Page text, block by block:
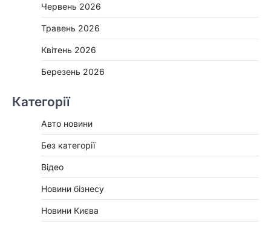
Червень 2026
Травень 2026
Квітень 2026
Березень 2026
Категорії
Авто новини
Без категорії
Відео
Новини бізнесу
Новини Києва